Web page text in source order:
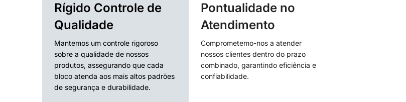
Rígido Controle de
Qualidade
Mantemos um controle rigoroso
sobre a qualidade de nossos
produtos, assegurando que cada
bloco atenda aos mais altos padrões
de segurança e durabilidade.
Pontualidade no
Atendimento
Comprometemo-nos a atender
nossos clientes dentro do prazo
combinado, garantindo eficiência e
confiabilidade.